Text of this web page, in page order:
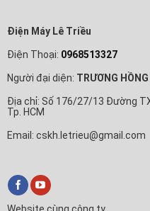
Điện Máy Lê Triều
Điện Thoại: 0968513327
Người đại diện: TRƯƠNG HỒNG
Địa chỉ: Số 176/27/13 Đường
Tp. HCM
Email: cskh.letrieu@gmail.com